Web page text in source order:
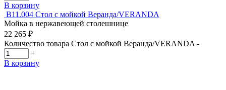
В корзину
В11.004 Стол с мойкой Веранда/VERANDA
Мойка в нержавеющей столешнице
22 265 ₽
Количество товара Стол с мойкой Веранда/VERANDA -
+
В корзину